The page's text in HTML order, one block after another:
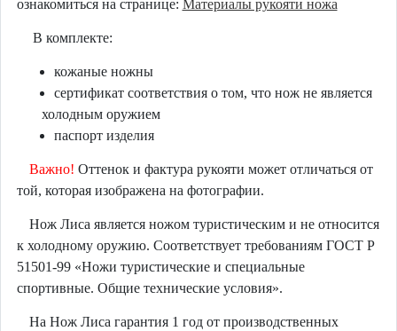
ознакомиться на странице: Материалы рукояти ножа
В комплекте:
кожаные ножны
сертификат соответствия о том, что нож не является
холодным оружием
паспорт изделия
Важно! Оттенок и фактура рукояти может отличаться от
той, которая изображена на фотографии.
Нож Лиса является ножом туристическим и не относится
к холодному оружию. Соответствует требованиям ГОСТ Р
51501-99 «Ножи туристические и специальные
спортивные. Общие технические условия».
На Нож Лиса гарантия 1 год от производственных